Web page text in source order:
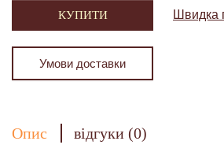
КУПИТИ Швидка
Умови доставки
Опис відгуки (0)